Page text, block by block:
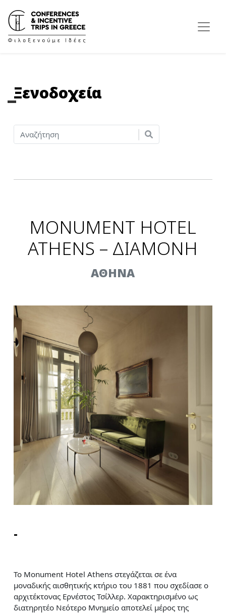
Ξενοδοχεία
MONUMENT HOTEL
ATHENS – ΔΙΑΜΟΝΗ
AΘΗΝΑ
-
To Monument Hotel Athens στεγάζεται σε ένα
μοναδικής αισθητικής κτήριο του 1881 που σχεδίασε ο
αρχιτέκτονας Ερνέστος Τσίλλερ. Χαρακτηρισμένο ως
διατηρητέο Νεότερο Μνημείο αποτελεί μέρος της